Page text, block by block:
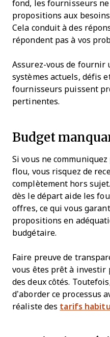
fond, les fournisseurs
propositions aux
Cela conduit à des
répondent pas à vos
Assurez-vous de fournir
systèmes actuels, défis
fournisseurs puissent
pertinentes.
Budget
Si vous ne
flou, vous risquez de
complètement hors
dès le départ aide les
offres, ce qui vous
propositions en
budgétaire.
Faire preuve de
vous êtes prêt à investir
des deux côtés.
d’aborder ce processus
réaliste des tarifs